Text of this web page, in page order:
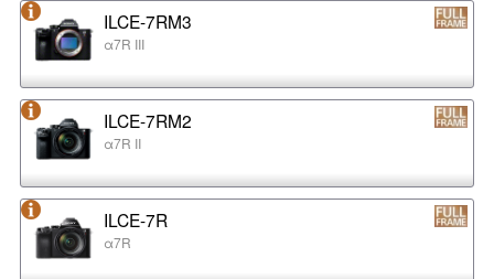
ILCE-7RM3
α7R III
ILCE-7RM2
α7R II
ILCE-7R
α7R